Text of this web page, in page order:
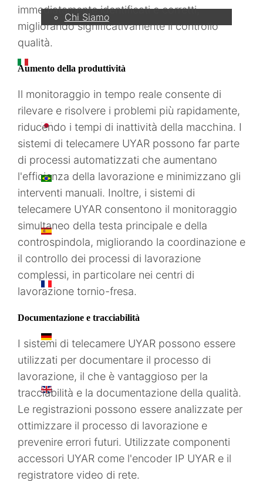
Chi Siamo
IT
日本語
PT
ES
FR
DE
EN
immediatamente identificati e corretti,
migliorando significativamente il controllo
qualità.
Aumento della produttività
Il monitoraggio in tempo reale consente di
rilevare e risolvere i problemi più rapidamente,
riducendo i tempi di inattività della macchina. I
sistemi di telecamere UYAR possono far parte
di processi automatizzati che aumentano
l'efficienza della lavorazione e minimizzano gli
interventi manuali. Inoltre, i sistemi di
telecamere UYAR consentono il monitoraggio
simultaneo della testa principale e della
controspindola, migliorando la coordinazione e
il controllo dei processi di lavorazione
complessi, in particolare nei centri di
lavorazione tornio-fresa.
Documentazione e tracciabilità
I sistemi di telecamere UYAR possono essere
utilizzati per documentare il processo di
lavorazione, il che è vantaggioso per la
tracciabilità e la documentazione della qualità.
Le registrazioni possono essere analizzate per
ottimizzare il processo di lavorazione e
prevenire errori futuri. Utilizzate componenti
accessori UYAR come l'encoder IP UYAR e il
registratore video di rete.